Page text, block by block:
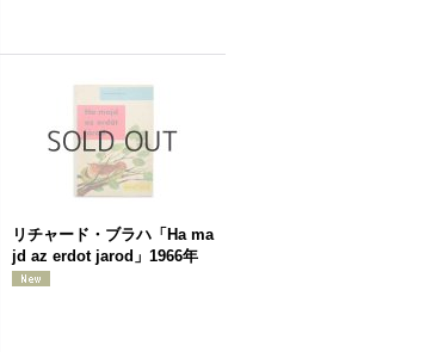
リチャード・ブラハ「Ha ma
jd az erdot jarod」1966年